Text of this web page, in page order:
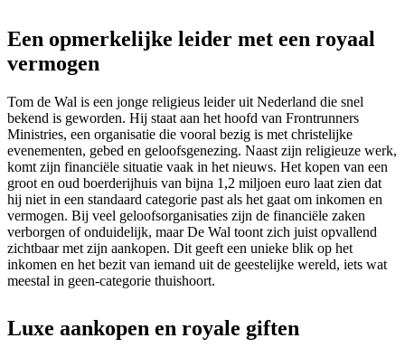
Een opmerkelijke leider met een royaal
vermogen
Tom de Wal is een jonge religieus leider uit Nederland die snel
bekend is geworden. Hij staat aan het hoofd van Frontrunners
Ministries, een organisatie die vooral bezig is met christelijke
evenementen, gebed en geloofsgenezing. Naast zijn religieuze werk,
komt zijn financiële situatie vaak in het nieuws. Het kopen van een
groot en oud boerderijhuis van bijna 1,2 miljoen euro laat zien dat
hij niet in een standaard categorie past als het gaat om inkomen en
vermogen. Bij veel geloofsorganisaties zijn de financiële zaken
verborgen of onduidelijk, maar De Wal toont zich juist opvallend
zichtbaar met zijn aankopen. Dit geeft een unieke blik op het
inkomen en het bezit van iemand uit de geestelijke wereld, iets wat
meestal in geen-categorie thuishoort.
Luxe aankopen en royale giften